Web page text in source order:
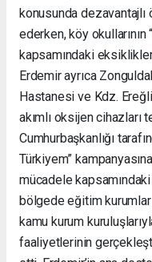
konusunda
ederken, köy
kapsamındaki
Erdemir ayrıca
Hastanesi ve Kdz.
akımlı oksijen cihazları
Cumhurbaşkanlığı
Türkiyem”
mücadele kapsamındaki
bölgede eğitim
kamu kurum
faaliyetlerinin